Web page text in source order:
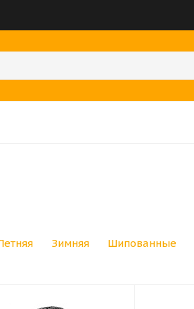
Зимняя Шипованные